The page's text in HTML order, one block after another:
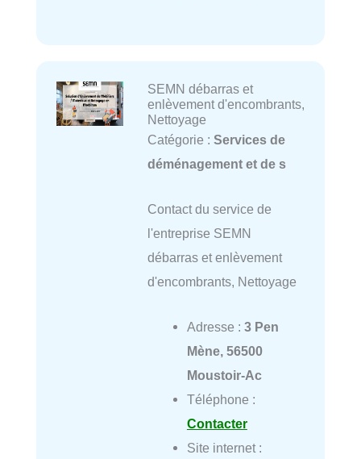
SEMN débarras et
enlèvement d'encombrants,
Nettoyage
Catégorie : Services de
déménagement et de s
Contact du service de
l'entreprise SEMN
débarras et enlèvement
d'encombrants, Nettoyage
Adresse : 3 Pen
Mène, 56500
Moustoir-Ac
Téléphone :
Contacter
Site internet :